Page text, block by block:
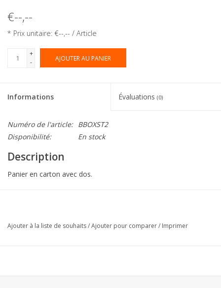
€--,--
* Prix unitaire: €--,-- / Article
+
-
AJOUTER AU PANIER
Informations Évaluations (0)
Numéro de l'article: BBOXST2
Disponibilité:
En stock
Description
Panier en carton avec dos.
Extérieur:
Lamination brillant
Ajouter à la liste de souhaits/Ajouter pour comparer/ Imprimer